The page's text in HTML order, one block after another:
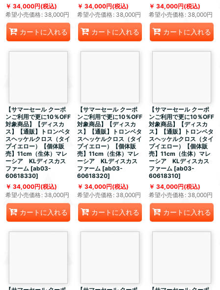
34,000円(税込)
希望小売価格: 38,000円
カートに入れる
34,000円(税込)
希望小売価格: 38,000円
カートに入れる
34,000円(税込)
希望小売価格: 38,000円
カートに入れる
【サマーセール クーポ
ンご利用で更に10％OFF
対象商品】【ディスカ
ス】【通販】トロンベタ
スヘッケルクロス（タイ
プイエロー）【個体販
売】11cm（生体）マレ
ーシア KLディスカス
ファーム [ab03-
60618330]
34,000円(税込)
希望小売価格: 38,000円
カートに入れる
【サマーセール クーポ
ンご利用で更に10％OFF
対象商品】【ディスカ
ス】【通販】トロンベタ
スヘッケルクロス（タイ
プイエロー）【個体販
売】11cm（生体）マレ
ーシア KLディスカス
ファーム [ab03-
60618320]
34,000円(税込)
希望小売価格: 38,000円
カートに入れる
【サマーセール クーポ
ンご利用で更に10％OFF
対象商品】【ディスカ
ス】【通販】トロンベタ
スヘッケルクロス（タイ
プイエロー）【個体販
売】11cm（生体）マレ
ーシア KLディスカス
ファーム [ab03-
60618310]
34,000円(税込)
希望小売価格: 38,000円
カートに入れる